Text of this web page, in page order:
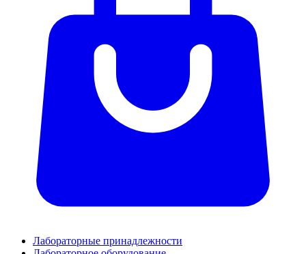
Лабораторные принадлежности